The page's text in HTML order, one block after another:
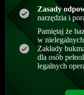
Zasady
narzędzia i
Pamiętaj że
w
Zakłady
dla osób
legalnych